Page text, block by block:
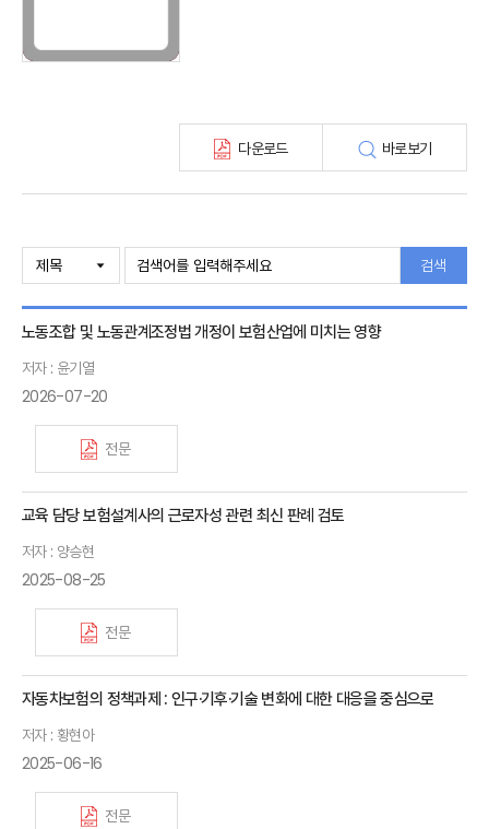
보험총서
보험회사 재무분석(종간)
다운로드 바로보기
검색
노동조합 및 노동관계조정법 개정이 보험산업에 미치는 영향
저자 : 윤기열
2026-07-20
전문
교육 담당 보험설계사의 근로자성 관련 최신 판례 검토
저자 : 양승현
2025-08-25
전문
자동차보험의 정책과제 : 인구·기후·기술 변화에 대한 대응을 중심으로
저자 : 황현아
2025-06-16
전문